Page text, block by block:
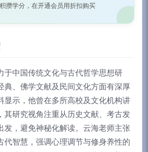
攒学分，在开通会员用折扣购买
于中国传统文化与古代哲学思想研
典、佛学文献及民间文化方面有深厚
显示，他曾在多所高校及文化机构讲
其研究视角注重从历史文献、考古发
发，避免神秘化解读。云海老师主张
代智慧，强调心理调节与修身养性的